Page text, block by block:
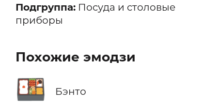
Подгруппа:Посуда и столовые
приборы
Похожие эмодзи
🍱 Бэнто